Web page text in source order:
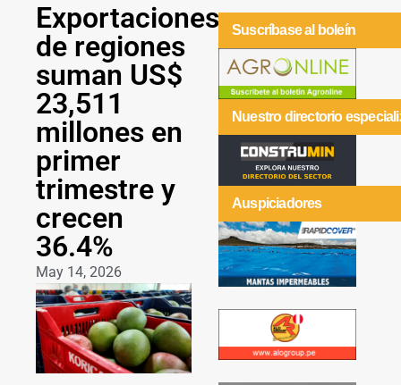
Exportaciones
de regiones
suman US$
23,511
millones en
primer
trimestre y
crecen
36.4%
May 14, 2026
Suscríbase al boleín
Nuestro directorio
Auspiciadores